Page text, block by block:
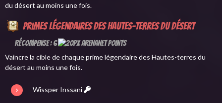
du désert au moins une fois.
Primes légendaires des Hautes-terres du désert
Récompense : 6
Vaincre la cible de chaque prime légendaire des Hautes-terres du
désert au moins une fois.
Wissper Inssani